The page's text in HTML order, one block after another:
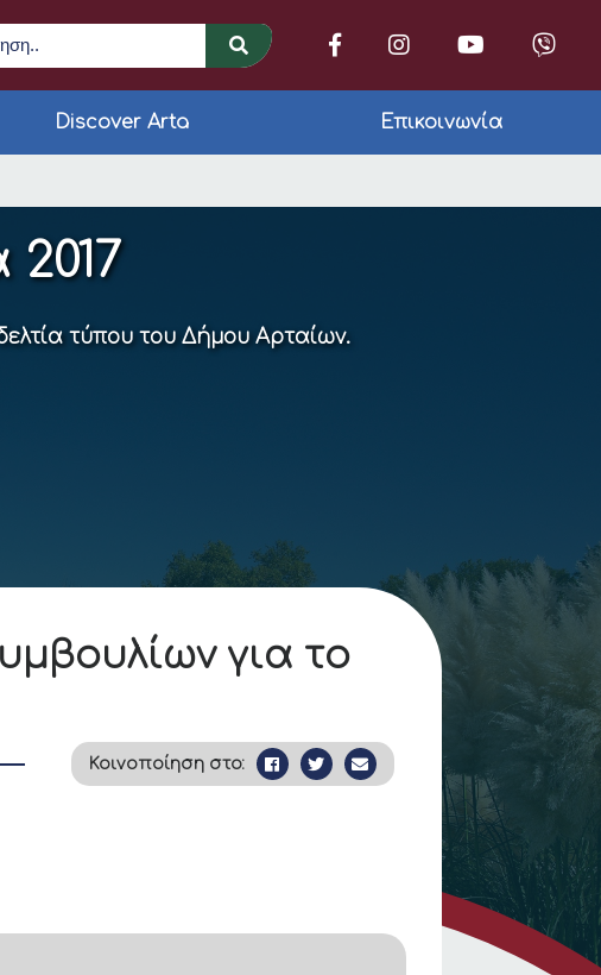
Discover Arta Επικοινωνία
για το έτος
τύπου του Δήμου Αρταίων.
για το
Κοινοποίηση στο: